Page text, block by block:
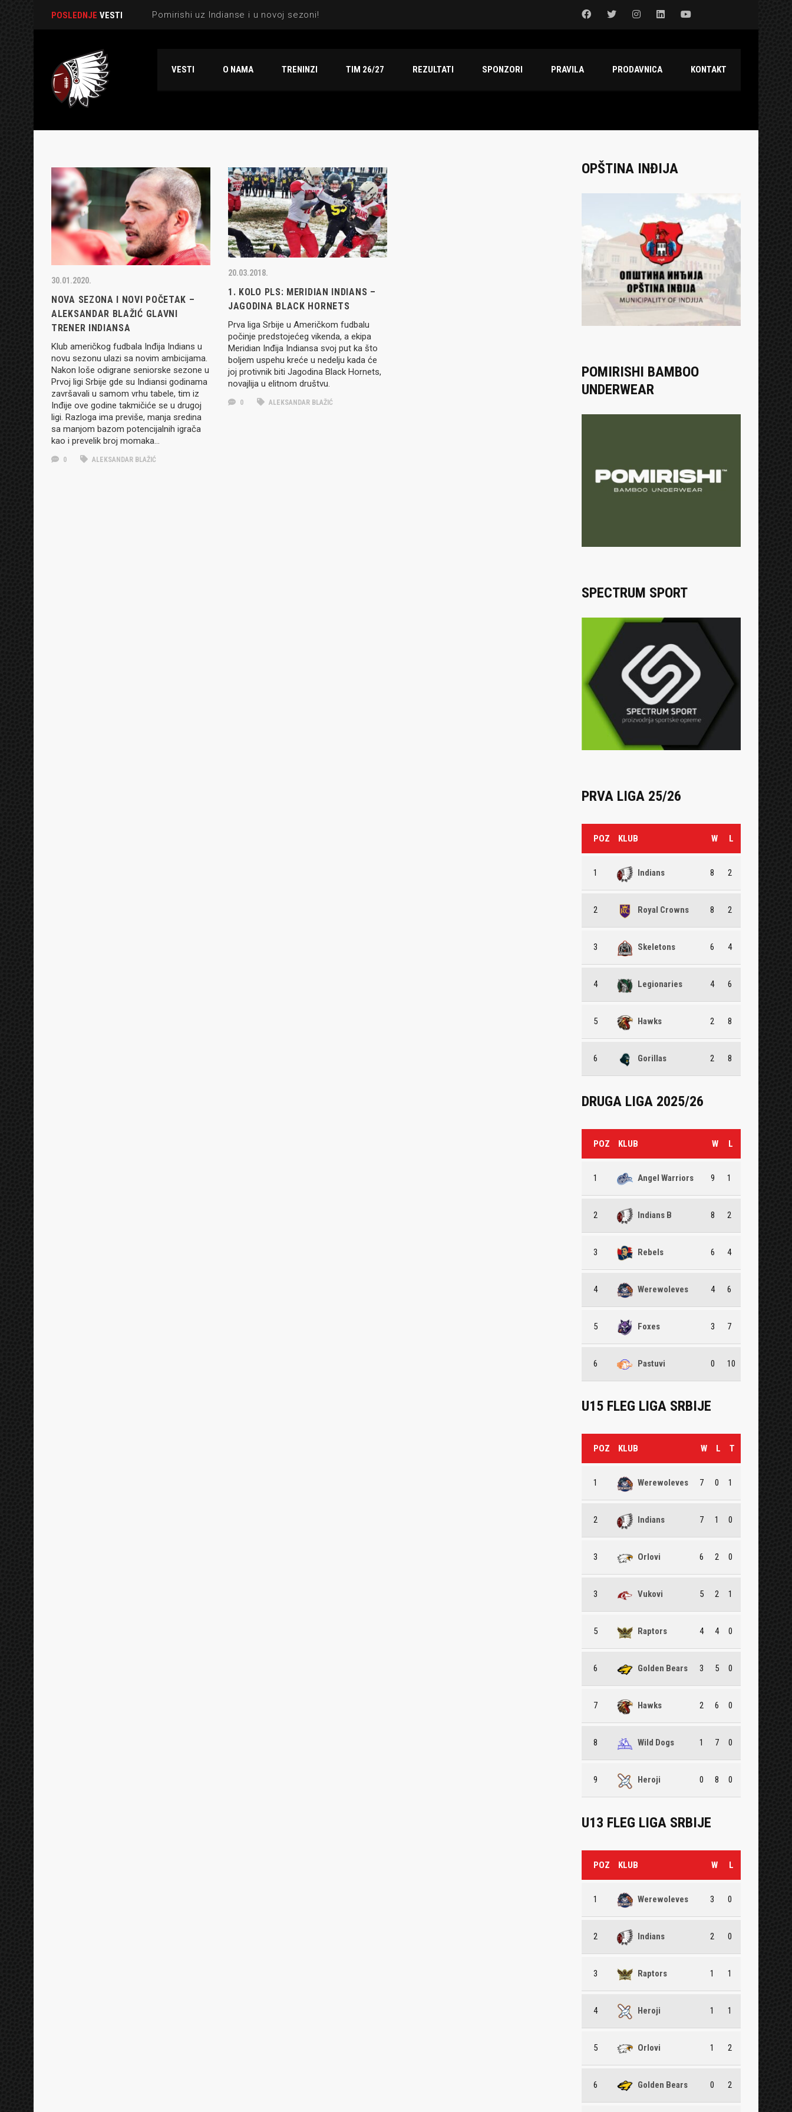
POSLEDNJE VESTI
VESTI O NAMA TRENINZI TIM 26/27 REZULTATI SPONZORI PRAVILA PRODAVNICA KONTAKT
30.01.2020.
NOVA SEZONA I NOVI POČETAK –
ALEKSANDAR BLAŽIĆ GLAVNI
TRENER INDIANSA
Klub američkog fudbala Inđija Indians u
novu sezonu ulazi sa novim ambicijama.
Nakon loše odigrane seniorske sezone u
Prvoj ligi Srbije gde su Indiansi godinama
završavali u samom vrhu tabele, tim iz
Inđije ove godine takmičiće se u drugoj
ligi. Razloga ima previše, manja sredina
sa manjom bazom potencijalnih igrača
kao i prevelik broj momaka…
0 ALEKSANDAR BLAŽIĆ
20.03.2018.
1. KOLO PLS: MERIDIAN INDIANS –
JAGODINA BLACK HORNETS
Prva liga Srbije u Američkom fudbalu
počinje predstojećeg vikenda, a ekipa
Meridian Inđija Indiansa svoj put ka što
boljem uspehu kreće u nedelju kada će
joj protivnik biti Jagodina Black Hornets,
novajlija u elitnom društvu.
0 ALEKSANDAR BLAŽIĆ
OPŠTINA INĐIJA
POMIRISHI BAMBOO
UNDERWEAR
SPECTRUM SPORT
PRVA LIGA 25/26
POZ KLUB W L
1 Indians 8 2
2 Royal Crowns 8 2
3 Skeletons 6 4
4 Legionaries 4 6
5 Hawks 2 8
6 Gorillas 2 8
DRUGA LIGA 2025/26
POZ KLUB W L
1 Angel Warriors 9 1
2 Indians B 8 2
3 Rebels 6 4
4 Werewoleves 4 6
5 Foxes 3 7
6 Pastuvi 0 10
U15 FLEG LIGA SRBIJE
POZ KLUB W L T
1 Werewoleves 7 0 1
2 Indians 7 1 0
3 Orlovi 6 2 0
3 Vukovi 5 2 1
5 Raptors 4 4 0
6 Golden Bears 3 5 0
7 Hawks 2 6 0
8 Wild Dogs 1 7 0
9 Heroji 0 8 0
U13 FLEG LIGA SRBIJE
POZ KLUB W L
1 Werewoleves 3 0
2 Indians 2 0
3 Raptors 1 1
4 Heroji 1 1
5 Orlovi 1 2
6 Golden Bears 0 2